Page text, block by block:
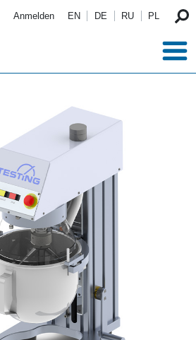
Anmelden EN DE RU PL